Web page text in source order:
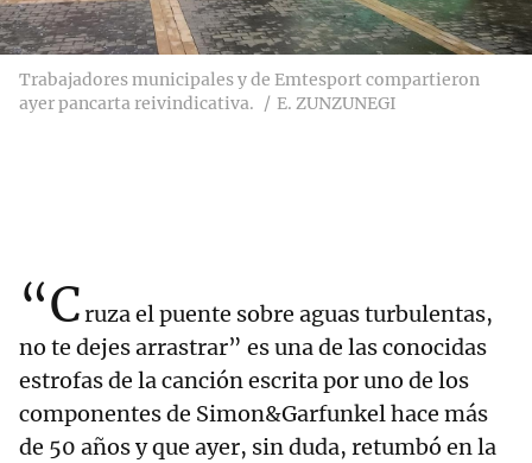
Trabajadores municipales y de Emtesport compartieron
ayer pancarta reivindicativa.
E. ZUNZUNEGI
“Cruza el puente sobre aguas turbulentas,
no te dejes arrastrar” es una de las conocidas
estrofas de la canción escrita por uno de los
componentes de Simon&Garfunkel hace más
de 50 años y que ayer, sin duda, retumbó en la